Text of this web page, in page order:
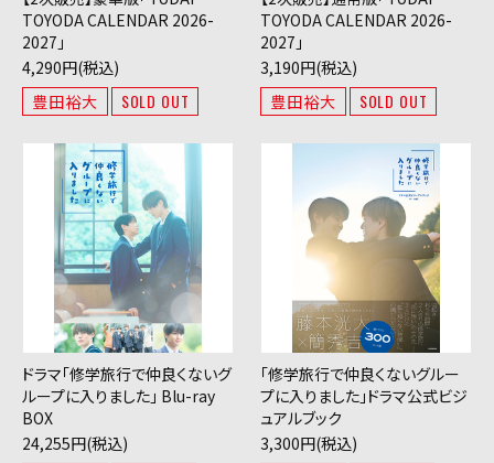
TOYODA CALENDAR 2026-
2027」
4,290円(税込)
豊田裕大 SOLD OUT
TOYODA CALENDAR 2026-
2027」
3,190円(税込)
豊田裕大 SOLD OUT
ドラマ「修学旅行で仲良くないグ
ループに入りました」 Blu-ray
BOX
24,255円(税込)
「修学旅行で仲良くないグルー
プに入りました」ドラマ公式ビジ
ュアルブック
3,300円(税込)